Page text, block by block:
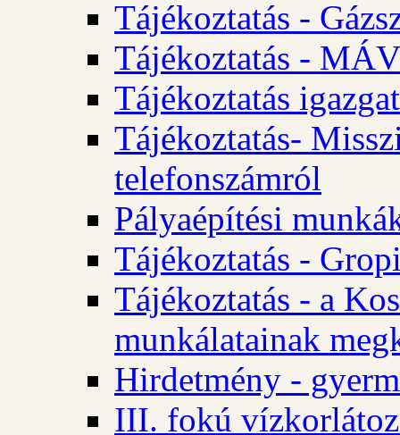
Tájékoztatás -
Tájékoztatás -
Tájékoztatás
Tájékoztatás-
telefonszámról
Pályaépítési
Tájékoztatás -
Tájékoztatás - a
munkálatainak
Hirdetmény -
III. fokú